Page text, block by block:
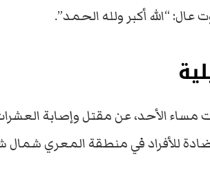
“الله أكبر ولله الحمد”.
مساء الأحد، عن مقتل وإصابة
للأفراد في منطقة المعري